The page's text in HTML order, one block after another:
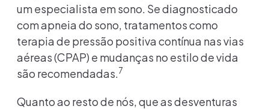
um especialista em sono. Se diagnosticado
com apneia do sono, tratamentos como
terapia de pressão positiva contínua nas vias
aéreas (CPAP) e mudanças no estilo de vida
são recomendadas.7
Quanto ao resto de nós, que as desventuras